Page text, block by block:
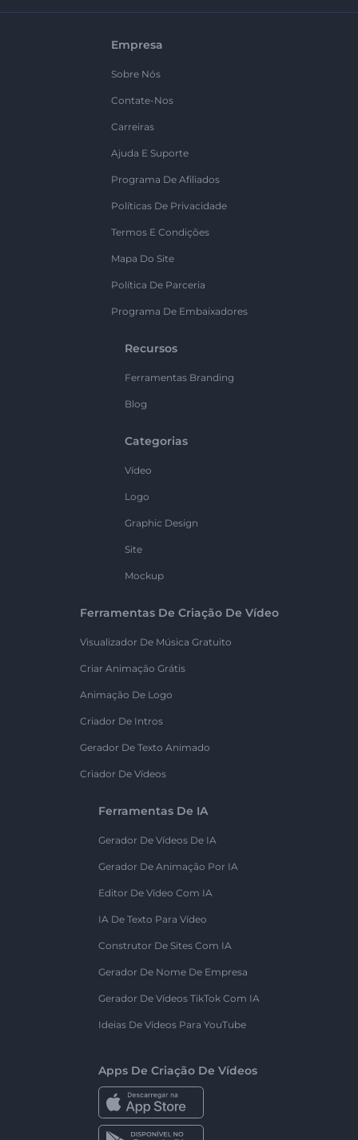
Empresa
Sobre Nós
Contate-Nos
Carreiras
Ajuda E Suporte
Programa De Afiliados
Políticas De Privacidade
Termos E Condições
Mapa Do Site
Política De Parceria
Programa De Embaixadores
Recursos
Ferramentas Branding
Blog
Categorias
Vídeo
Logo
Graphic Design
Site
Mockup
Ferramentas De Criação De Vídeo
Visualizador De Música Gratuito
Criar Animação Grátis
Animação De Logo
Criador De Intros
Gerador De Texto Animado
Criador De Vídeos
Ferramentas De IA
Gerador De Vídeos De IA
Gerador De Animação Por IA
Editor De Vídeo Com IA
IA De Texto Para Vídeo
Construtor De Sites Com IA
Gerador De Nome De Empresa
Gerador De Vídeos TikTok Com IA
Ideias De Vídeos Para YouTube
Apps De Criação De Vídeos